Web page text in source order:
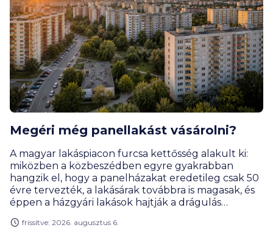
Megéri még panellakást vásárolni?
A magyar lakáspiacon furcsa kettősség alakult ki:
miközben a közbeszédben egyre gyakrabban
hangzik el, hogy a panelházakat eredetileg csak 50
évre tervezték, a lakásárak továbbra is magasak, és
éppen a házgyári lakások hajtják a drágulás
jelentik a leginkább elérhető városi lakásformát.
frissítve: 2026. augusztus 6.